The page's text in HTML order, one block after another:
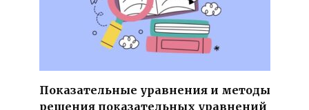
Показательные уравнения и методы
решения показательных уравнений